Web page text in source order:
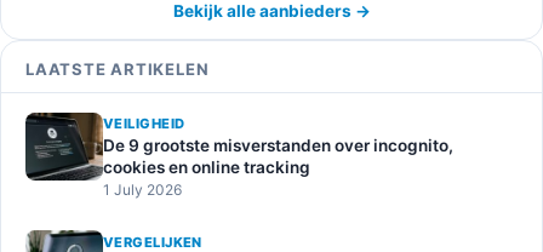
Bekijk alle aanbieders →
LAATSTE ARTIKELEN
VEILIGHEID
De 9 grootste misverstanden over incognito,
cookies en online tracking
1 July 2026
VERGELIJKEN